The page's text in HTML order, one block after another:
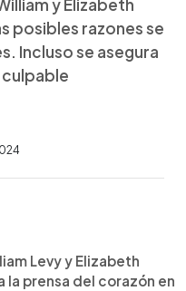
y Elizabeth
posibles razones se
Incluso se asegura
culpable
Levy y Elizabeth
la prensa del corazón en